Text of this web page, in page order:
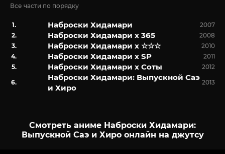
Все части по порядку
Наброски Хидамари 2007
Наброски Хидамари x 365 2008
Наброски Хидамари x ☆☆☆ 2010
Наброски Хидамари x SP 2011
Наброски Хидамари x Соты 2012
Наброски Хидамари: Выпускной Саэ
и Хиро
2013
Смотреть аниме Наброски Хидамари:
Выпускной Саэ и Хиро онлайн на джутсу